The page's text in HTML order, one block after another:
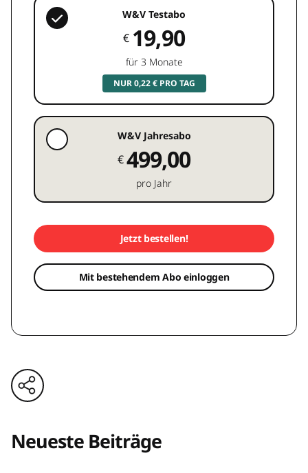
W&V Testabo
€ 19,90
für 3 Monate
NUR 0,22 € PRO TAG
W&V Jahresabo
€499,00
pro Jahr
Jetzt bestellen!
Mit bestehendem Abo einloggen
Neueste Beiträge